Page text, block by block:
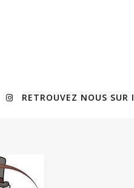
RETROUVEZ NOUS SUR